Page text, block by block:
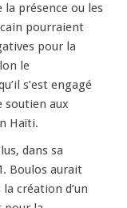
présence ou les
pourraient
pour la
le
s’est engagé
soutien aux
Haïti.
dans sa
Boulos aurait
création d’un